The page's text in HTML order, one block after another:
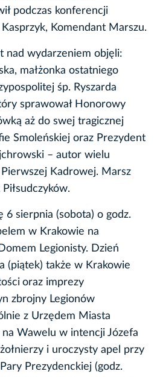
podczas konferencji
Komendant Marszu.
nad wydarzeniem objęli:
małżonka ostatniego
śp. Ryszarda
sprawował Honorowy
aż do swej tragicznej
Smoleńskiej oraz Prezydent
– autor wielu
Kadrowej. Marsz
6 sierpnia (sobota) o godz.
w Krakowie na
Legionisty. Dzień
(piątek) także w Krakowie
oraz imprezy
zbrojny Legionów
z Urzędem Miasta
na Wawelu w intencji Józefa
i uroczysty apel przy
Prezydenckiej (godz.